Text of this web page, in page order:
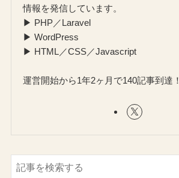
情報を発信しています。
▶ PHP／Laravel
▶ WordPress
▶ HTML／CSS／Javascript
運営開始から1年2ヶ月で140記事到達！